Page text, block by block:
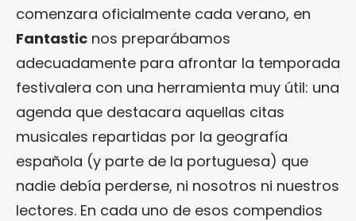
comenzara oficialmente cada verano, en
Fantastic nos preparábamos
adecuadamente para afrontar la temporada
festivalera con una herramienta muy útil: una
agenda que destacara aquellas citas
musicales repartidas por la geografía
española (y parte de la portuguesa) que
nadie debía perderse, ni nosotros ni nuestros
lectores. En cada uno de esos compendios